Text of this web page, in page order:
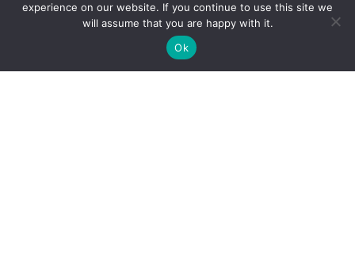
experience on our website. If you continue to use this site we
will assume that you are happy with it.
Ok